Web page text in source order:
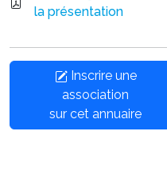
la présentation
Inscrire une
association
sur cet annuaire